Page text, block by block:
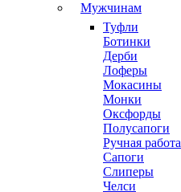
Мужчинам
Туфли
Ботинки
Дерби
Лоферы
Мокасины
Монки
Оксфорды
Полусапоги
Ручная работа
Сапоги
Слиперы
Челси